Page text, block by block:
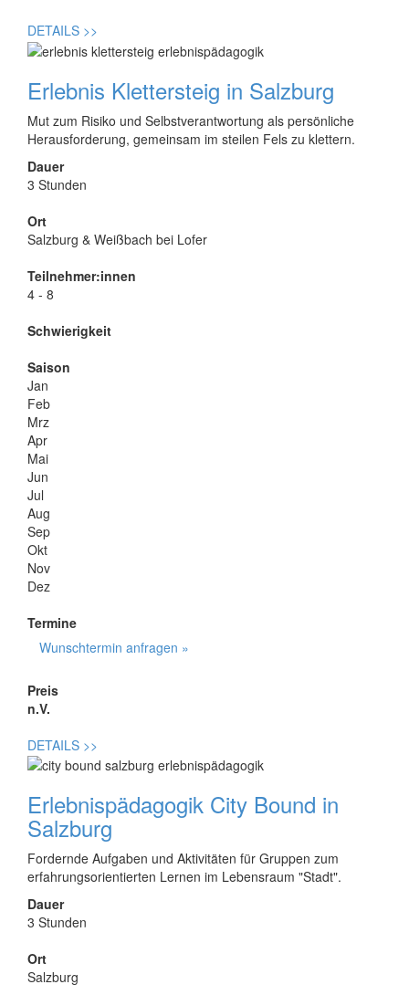
DETAILS >>
Erlebnis Klettersteig in Salzburg
Mut zum Risiko und Selbstverantwortung als persönliche
Herausforderung, gemeinsam im steilen Fels zu klettern.
Dauer
3 Stunden
Ort
Salzburg & Weißbach bei Lofer
Teilnehmer:innen
4 - 8
Schwierigkeit
Saison
Jan
Feb
Mrz
Apr
Mai
Jun
Jul
Aug
Sep
Okt
Nov
Dez
Termine
Wunschtermin anfragen »
Preis
n.V.
DETAILS >>
Erlebnispädagogik City Bound in
Salzburg
Fordernde Aufgaben und Aktivitäten für Gruppen zum
erfahrungsorientierten Lernen im Lebensraum "Stadt".
Dauer
3 Stunden
Ort
Salzburg